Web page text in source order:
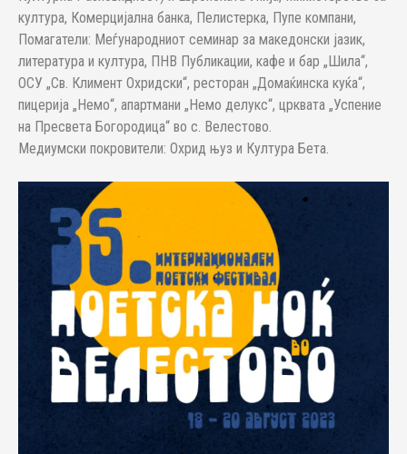
култура, Комерцијална банка, Пелистерка, Пупе компани,
Помагатели: Меѓународниот семинар за македонски јазик,
литература и култура, ПНВ Публикации, кафе и бар „Шила“,
ОСУ „Св. Климент Охридски“, ресторан „Домаќинска куќа“,
пицерија „Немо“, апартмани „Немо делукс“, црквата „Успение
на Пресвета Богородица“ во с. Велестово.
Медиумски покровители: Охрид њуз и Култура Бета.